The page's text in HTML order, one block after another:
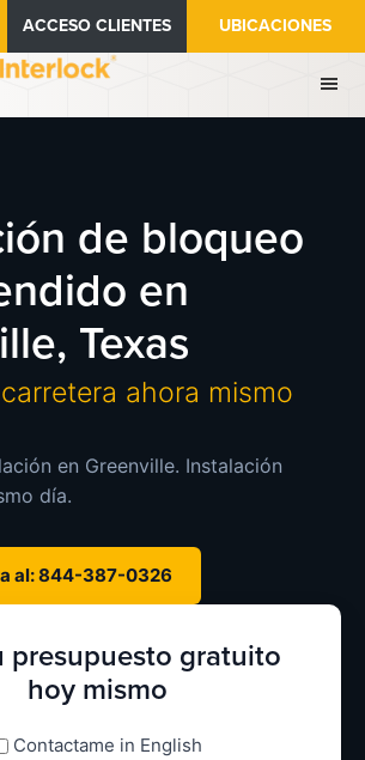
ACCESO CLIENTES UBICACIONES
de bloqueo
en
Texas
ahora mismo
en Greenville. Instalación
día.
al: 844-387-0326
presupuesto gratuito
hoy mismo
Contactame in English